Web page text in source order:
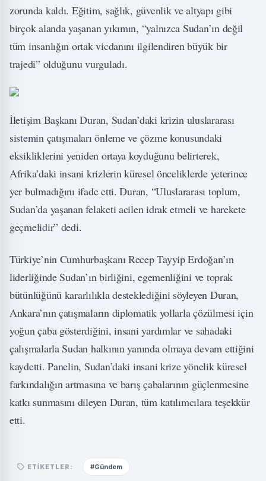
zorunda kaldı. Eğitim, sağlık, güvenlik ve altyapı gibi
birçok alanda yaşanan yıkımın, “yalnızca Sudan’ın değil
tüm insanlığın ortak vicdanını ilgilendiren büyük bir
trajedi” olduğunu vurguladı.
İletişim Başkanı Duran, Sudan’daki krizin uluslararası
sistemin çatışmaları önleme ve çözme konusundaki
eksikliklerini yeniden ortaya koyduğunu belirterek,
Afrika’daki insani krizlerin küresel önceliklerde yeterince
yer bulmadığını ifade etti. Duran, “Uluslararası toplum,
Sudan’da yaşanan felaketi acilen idrak etmeli ve harekete
geçmelidir” dedi.
Türkiye’nin Cumhurbaşkanı Recep Tayyip Erdoğan’ın
liderliğinde Sudan’ın birliğini, egemenliğini ve toprak
bütünlüğünü kararlılıkla desteklediğini söyleyen Duran,
Ankara’nın çatışmaların diplomatik yollarla çözülmesi için
yoğun çaba gösterdiğini, insani yardımlar ve sahadaki
çalışmalarla Sudan halkının yanında olmaya devam ettiğini
kaydetti. Panelin, Sudan’daki insani krize yönelik küresel
farkındalığın artmasına ve barış çabalarının güçlenmesine
katkı sunmasını dileyen Duran, tüm katılımcılara teşekkür
etti.
ETIKETLER: #Gündem